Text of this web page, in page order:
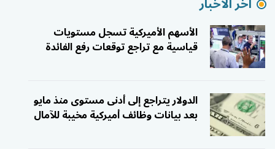
الأسهم الأميركية تسجل مستويات
قياسية مع تراجع توقعات رفع الفائدة
الدولار يتراجع إلى أدنى مستوى منذ مايو
بعد بيانات وظائف أميركية مخيبة للآمال